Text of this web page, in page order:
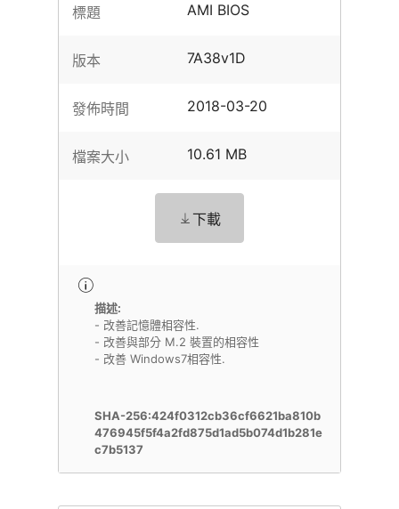
標題 AMI BIOS
版本 7A38v1D
發佈時間 2018-03-20
檔案大小 10.61 MB
下載
描述:
- 改善記憶體相容性.
- 改善與部分 M.2 裝置的相容性
- 改善 Windows7相容性.
SHA-256:424f0312cb36cf6621ba810b
476945f5f4a2fd875d1ad5b074d1b281e
c7b5137